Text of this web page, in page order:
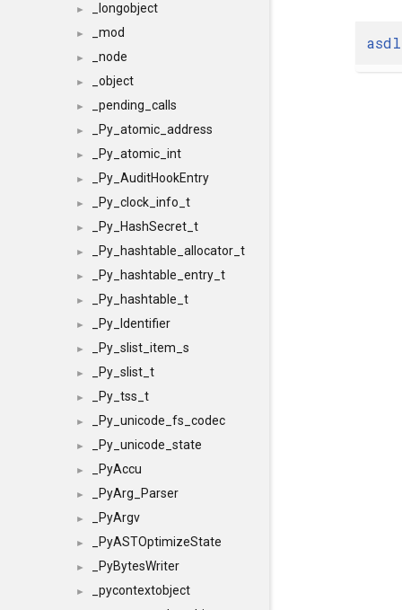
► _longobject
► _mod
► _node
► _object
► _pending_calls
► _Py_atomic_address
► _Py_atomic_int
► _Py_AuditHookEntry
► _Py_clock_info_t
► _Py_HashSecret_t
► _Py_hashtable_allocator_t
► _Py_hashtable_entry_t
► _Py_hashtable_t
► _Py_Identifier
► _Py_slist_item_s
► _Py_slist_t
► _Py_tss_t
► _Py_unicode_fs_codec
► _Py_unicode_state
► _PyAccu
► _PyArg_Parser
► _PyArgv
► _PyASTOptimizeState
► _PyBytesWriter
►
_pycontextobject